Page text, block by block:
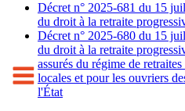
Décret n° 2025-681 du 15
du droit à la retraite
Décret n° 2025-680 du 15
du droit à la retraite
assurés du régime de
locales et pour les ouvriers
l'État